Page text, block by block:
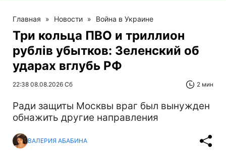
Главная » Новости » Война в Украине
Три кольца ПВО и триллион
рублів убытков: Зеленский об
ударах вглубь РФ
22:38 08.08.2026 Сб 2 мин
Ради защиты Москвы враг был вынужден
обнажить другие направления
ВАЛЕРИЯ АБАБИНА